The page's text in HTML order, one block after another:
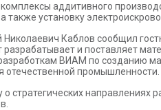
аддитивного
установку
Каблов сообщил
и поставляет
ВИАМ по созданию
промышленности.
стратегических направлениях